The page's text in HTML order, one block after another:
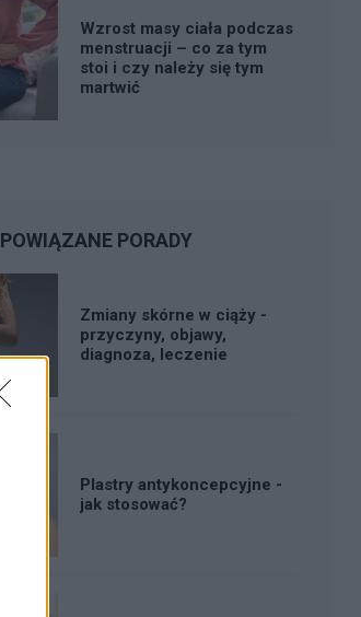
Wzrost masy ciała podczas
menstruacji – co za tym
stoi i czy należy się tym
martwić
POWIĄZANE PORADY
Zmiany skórne w ciąży -
przyczyny, objawy,
diagnoza, leczenie
Plastry antykoncepcyjne -
jak stosować?